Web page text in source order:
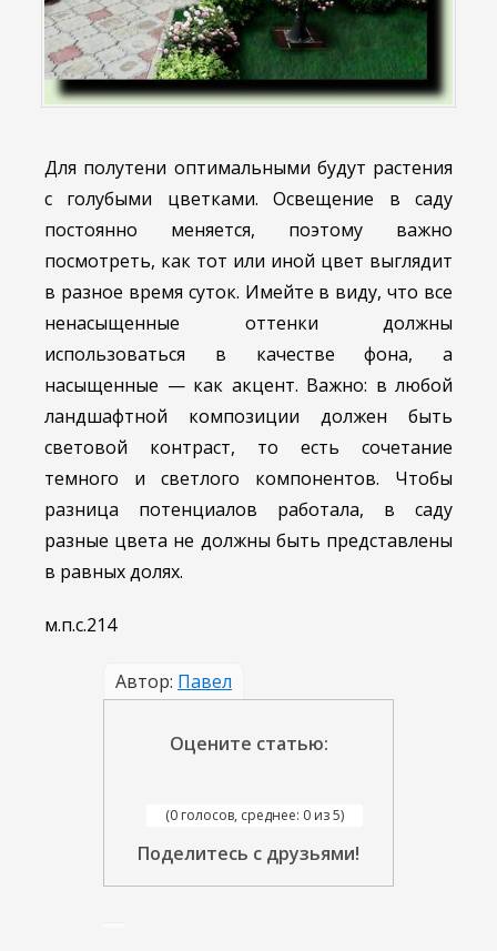
Для полутени оптимальными будут растения
с голубыми цветками. Освещение в саду
постоянно меняется, поэтому важно
посмотреть, как тот или иной цвет выглядит
в разное время суток. Имейте в виду, что все
ненасыщенные оттенки должны
использоваться в качестве фона, а
насыщенные — как акцент. Важно: в любой
ландшафтной композиции должен быть
световой контраст, то есть сочетание
темного и светлого компонентов. Чтобы
разница потенциалов работала, в саду
разные цвета не должны быть представлены
в равных долях.
м.п.с.214
Автор: Павел
Оцените статью:
(0 голосов, среднее: 0 из 5)
Поделитесь с друзьями!